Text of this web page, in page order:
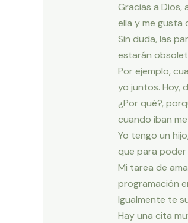
Gracias a
ella y me
Sin duda, las
estarán
Por ejemplo,
yo juntos. Hoy,
¿Por qué?,
cuando iban
Yo tengo un
que para poder
Mi tarea de
programación
Igualmente te
Hay una cita